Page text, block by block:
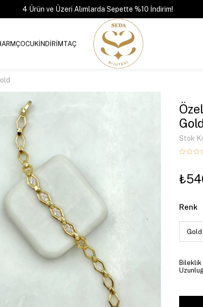
4 Ürün ve Üzeri Alımlarda Sepette %10 İndirim!
ÇOCUKİNDİRİMTAÇ
Stok
Renk
Bileklik